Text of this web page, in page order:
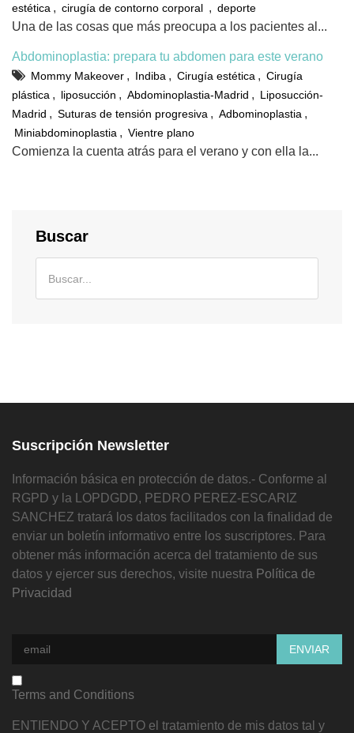
estética , cirugía de contorno corporal , deporte
Una de las cosas que más preocupa a los pacientes al...
Abdominoplastia: prepara tu abdomen para este verano
Mommy Makeover , Indiba , Cirugía estética , Cirugía
plástica , liposucción , Abdominoplastia-Madrid , Liposucción-
Madrid , Suturas de tensión progresiva , Adbominoplastia ,
Miniabdominoplastia , Vientre plano
Comienza la cuenta atrás para el verano y con ella la...
Buscar
Suscripción Newsletter
Información básica en protección de datos.- Conforme al
RGPD y la LOPDGDD, PEDRO PEREZ-ESCARIZ
SANCHEZ tratará los datos facilitados con la finalidad de
enviar un boletín informativo entre los suscriptores. Para
obtener más información acerca del tratamiento de sus
datos y ejercer sus derechos, visite nuestra Política de
Privacidad
Terms and Conditions
ENTIENDO Y ACEPTO el tratamiento de mis datos tal y